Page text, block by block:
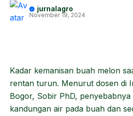
jurnalagro
November 19, 2024
Kadar kemanisan buah melon
rentan turun. Menurut dosen di
Bogor, Sobir PhD,
kandungan air pada buah dan